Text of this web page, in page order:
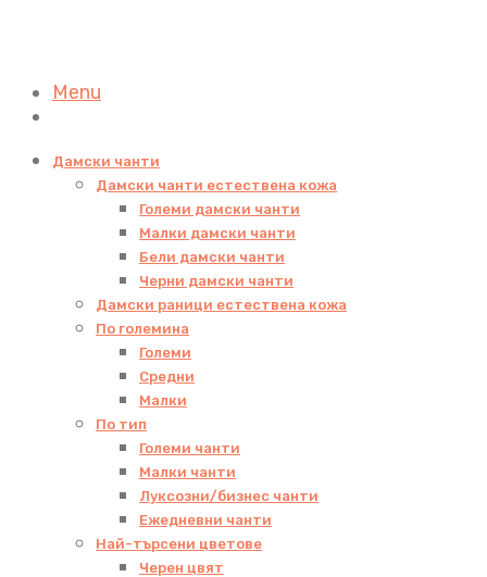
Menu
Дамски чанти
Дамски чанти естествена кожа
Големи дамски чанти
Малки дамски чанти
Бели дамски чанти
Черни дамски чанти
Дамски раници естествена кожа
По големина
Големи
Средни
Малки
По тип
Големи чанти
Малки чанти
Луксозни/бизнес чанти
Ежедневни чанти
Най-търсени цветове
Черен цвят